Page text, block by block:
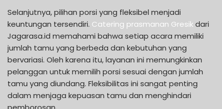
Selanjutnya, pilihan porsi yang fleksibel menjadi
keuntungan tersendiri. Catering prasmanan Gresikdari
Jagarasa.id memahami bahwa setiap acara memiliki
jumlah tamu yang berbeda dan kebutuhan yang
bervariasi. Oleh karena itu, layanan ini memungkinkan
pelanggan untuk memilih porsi sesuai dengan jumlah
tamu yang diundang. Fleksibilitas ini sangat penting
dalam menjaga kepuasan tamu dan menghindari